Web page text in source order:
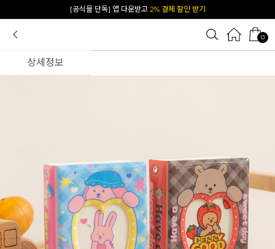
카카오 플친 추가하면1천원 즉시 할인 쿠폰
0
상세정보